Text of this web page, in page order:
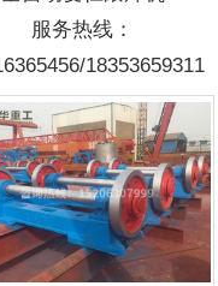
服务热线：
18353659311